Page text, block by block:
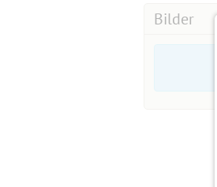
Bilder